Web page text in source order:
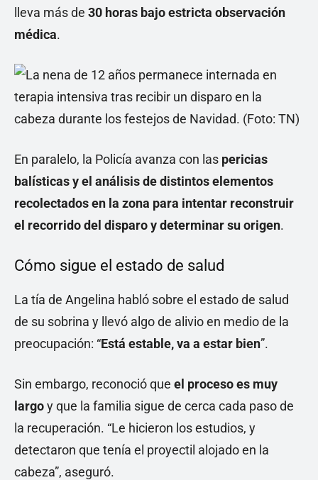
lleva más de 30 horas bajo estricta observación
médica.
En paralelo, la Policía avanza con las pericias
balísticas y el análisis de distintos elementos
recolectados en la zona para intentar reconstruir
el recorrido del disparo y determinar su origen.
Cómo sigue el estado de salud
La tía de Angelina habló sobre el estado de salud
de su sobrina y llevó algo de alivio en medio de la
preocupación: “Está estable, va a estar bien”.
Sin embargo, reconoció que el proceso es muy
largoy que la familia sigue de cerca cada paso de
la recuperación. “Le hicieron los estudios, y
detectaron que tenía el proyectil alojado en la
cabeza”, aseguró.